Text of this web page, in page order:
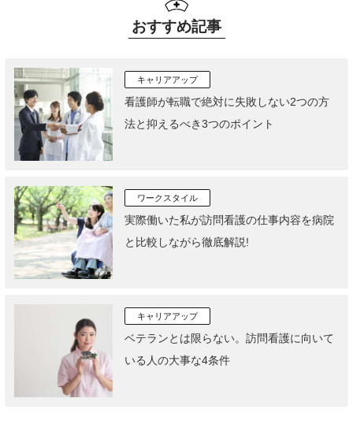
おすすめ記事
キャリアアップ
看護師が転職で絶対に失敗しない2つの方
法と抑えるべき3つのポイント
ワークスタイル
実際働いた私が訪問看護の仕事内容を病院
と比較しながら徹底解説!
キャリアアップ
ベテランとは限らない。訪問看護に向いて
いる人の大事な4条件